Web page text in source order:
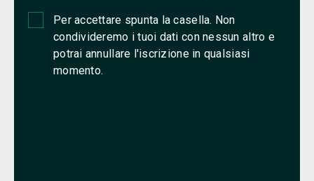
Per accettare spunta la casella. Non
condivideremo i tuoi dati con nessun altro e
potrai annullare l'iscrizione in qualsiasi
momento.